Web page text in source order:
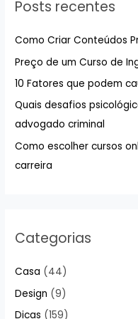
i
r
p
o
r
:
Posts recentes
Como Criar Conteúdos
Preço de um Curso de
10 Fatores que podem
Quais desafios
advogado criminal
Como escolher cursos
carreira
Categorias
Casa (44)
Design (9)
Dicas (159)